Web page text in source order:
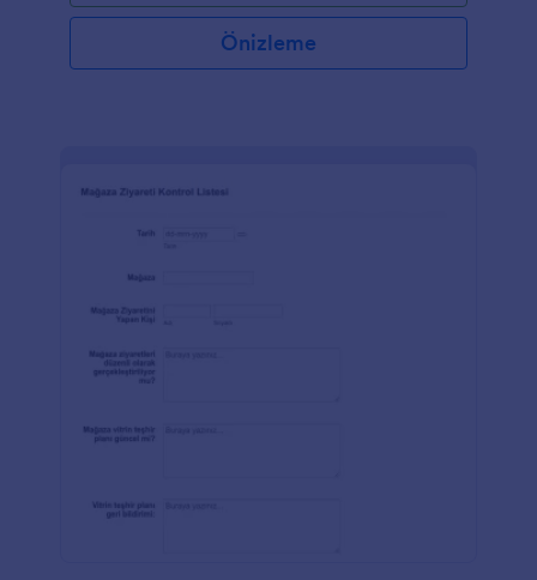
kolayca aktarabilirsiniz. Bugün bu formu kullanarak
yangın alarm cihazlarınızı incelemeye başlayın.
Önizleme